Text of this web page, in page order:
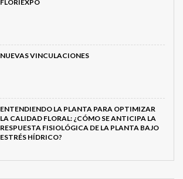
FLORIEXPO
NUEVAS VINCULACIONES
ENTENDIENDO LA PLANTA PARA OPTIMIZAR
LA CALIDAD FLORAL: ¿CÓMO SE ANTICIPA LA
RESPUESTA FISIOLÓGICA DE LA PLANTA BAJO
ESTRÉS HÍDRICO?